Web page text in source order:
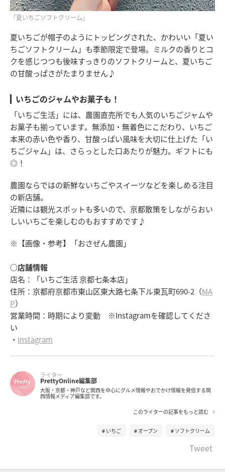
「夏いちごソフトクリーム」
夏いちごが帽子のようにトッピングされた、かわいい「夏い
ちごソフトクリーム」も季節限定で登場。ミルクの香りとコ
クを感じつつも後味すっきりのソフトクリームと、夏いちご
の甘酸っぱさがたまりません♪
いちごのジャムやお菓子も！
「いちご生活」には、農園直売所でも人気のいちごジャムや
お菓子も揃っています。無添加・無着色にこだわり、いちご
本来の赤い色や香り、甘酸っぱい風味を大切に仕上げた「い
ちごジャム」は、さらっとした口あたりが魅力。ギフトにも
◎！
農園ならではの新鮮ないちごやスイーツなどを楽しめる注目
の新店舗。
近隣には観光スポットも多いので、京都散策をしながらおい
しいいちごを楽しむのもおすすめです♪
※【画像・参考】「おさぜん農園」
○店舗情報
店名：「いちご生活 京都七条本店」
住所：京都府京都市東山区東大路七条下ル東瓦町690-2（MA
P）
営業時間：時期により変動 ※Instagramを確認してくださ
い
・ Instagram
ライター
PrettyOnline編集部
大阪・京都・神戸など関西を中心にグルメ情報やおでかけ情報を発信する関
西情報メディア編集部です。
このライターの記事をもっと読む
いちご オープン ソフトクリーム
Tweet